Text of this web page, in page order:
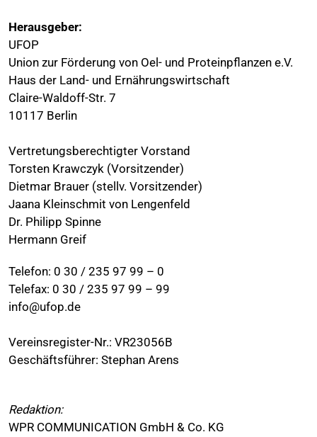
Herausgeber:
UFOP
Union zur Förderung von Oel- und Proteinpflanzen e.V.
Haus der Land- und Ernährungswirtschaft
Claire-Waldoff-Str. 7
10117 Berlin
Vertretungsberechtigter Vorstand
Torsten Krawczyk (Vorsitzender)
Dietmar Brauer (stellv. Vorsitzender)
Jaana Kleinschmit von Lengenfeld
Dr. Philipp Spinne
Hermann Greif
Telefon: 0 30 / 235 97 99 – 0
Telefax: 0 30 / 235 97 99 – 99
info@ufop.de
Vereinsregister-Nr.: VR23056B
Geschäftsführer: Stephan Arens
Redaktion:
WPR COMMUNICATION GmbH & Co. KG